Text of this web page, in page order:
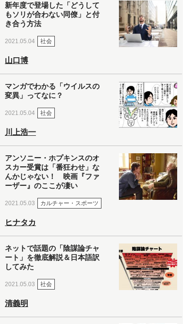
新年度で登場した「どうして
もソリが合わない同僚」と付
き合う方法
2021.05.04 社会
山口博
マンガでわかる「ウイルスの
変異」ってなに？
2021.05.04 社会
川上浩一
アンソニー・ホプキンスのオ
スカー受賞は「番狂わせ」な
んかじゃない！ 映画『ファ
ーザー』のここが凄い
2021.05.03 カルチャー・スポーツ
ヒナタカ
ネットで話題の「陰謀論チャ
ート」を徹底解説＆日本語訳
してみた
2021.05.03 社会
清義明